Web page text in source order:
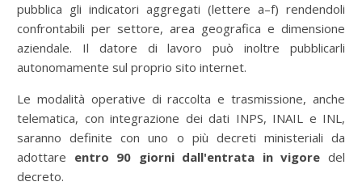
pubblica gli indicatori aggregati (lettere a–f) rendendoli
confrontabili per settore, area geografica e dimensione
aziendale. Il datore di lavoro può inoltre pubblicarli
autonomamente sul proprio sito internet.
Le modalità operative di raccolta e trasmissione, anche
telematica, con integrazione dei dati INPS, INAIL e INL,
saranno definite con uno o più decreti ministeriali da
adottare entro 90 giorni dall'entrata in vigore del
decreto.